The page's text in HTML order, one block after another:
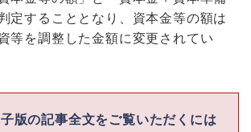
定することとなり、資本金等の額は
等を調整した金額に変更されてい
版の記事全文をご覧いただくには